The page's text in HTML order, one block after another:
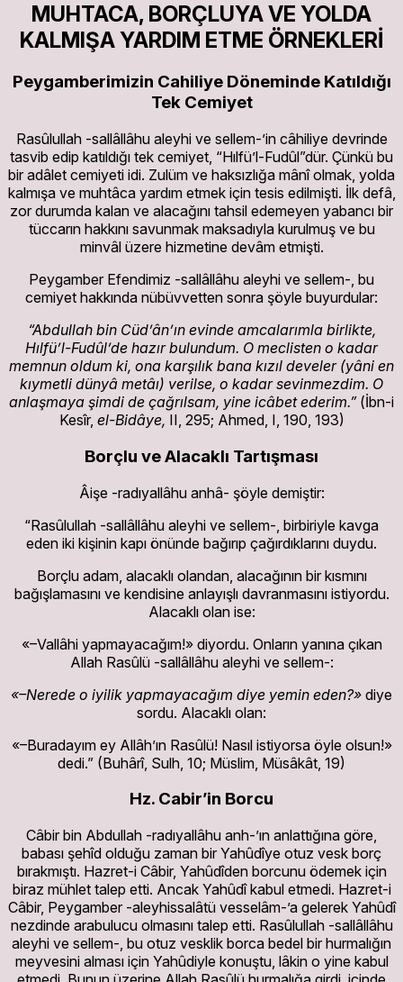
MUHTACA, BORÇLUYA VE YOLDA
KALMIŞA YARDIM ETME ÖRNEKLERİ
Peygamberimizin Cahiliye Döneminde Katıldığı
Tek Cemiyet
Rasûlullah -sallâllâhu aleyhi ve sellem-’in câhiliye devrinde
tasvib edip katıldığı tek cemiyet, “Hılfü’l-Fudûl”dür. Çünkü bu
bir adâlet cemiyeti idi. Zulüm ve haksızlığa mânî olmak, yolda
kalmışa ve muhtâca yardım etmek için tesis edilmişti. İlk defâ,
zor durumda kalan ve alacağını tahsil edemeyen yabancı bir
tüccarın hakkını savunmak maksadıyla kurulmuş ve bu
minvâl üzere hizmetine devâm etmişti.
Peygamber Efendimiz -sallâllâhu aleyhi ve sellem-, bu
cemiyet hakkında nübüvvetten sonra şöyle buyurdular:
“Abdullah bin Cüd’ân’ın evinde amcalarımla birlikte,
Hılfü’l-Fudûl’de hazır bulundum. O meclisten o kadar
memnun oldum ki, ona karşılık bana kızıl develer (yâni en
kıymetli dünyâ metâı) verilse, o kadar sevinmezdim. O
anlaşmaya şimdi de çağrılsam, yine icâbet ederim.”(İbn-i
Kesîr, el-Bidâye, II, 295; Ahmed, I, 190, 193)
Borçlu ve Alacaklı Tartışması
Âişe -radıyallâhu anhâ- şöyle demiştir:
“Rasûlullah -sallâllâhu aleyhi ve sellem-, birbiriyle kavga
eden iki kişinin kapı önünde bağırıp çağırdıklarını duydu.
Borçlu adam, alacaklı olandan, alacağının bir kısmını
bağışlamasını ve kendisine anlayışlı davranmasını istiyordu.
Alacaklı olan ise:
«–Vallâhi yapmayacağım!» diyordu. Onların yanına çıkan
Allah Rasûlü -sallâllâhu aleyhi ve sellem-:
«–Nerede o iyilik yapmayacağım diye yemin eden?» diye
sordu. Alacaklı olan:
«–Buradayım ey Allâh’ın Rasûlü! Nasıl istiyorsa öyle olsun!»
dedi.” (Buhârî, Sulh, 10; Müslim, Müsâkât, 19)
Hz. Cabir’in Borcu
Câbir bin Abdullah -radıyallâhu anh-’ın anlattığına göre,
babası şehîd olduğu zaman bir Yahûdîye otuz vesk borç
bırakmıştı. Hazret-i Câbir, Yahûdîden borcunu ödemek için
biraz mühlet talep etti. Ancak Yahûdî kabul etmedi. Hazret-i
Câbir, Peygamber -aleyhissalâtü vesselâm-’a gelerek Yahûdî
nezdinde arabulucu olmasını talep etti. Rasûlullah -sallâllâhu
aleyhi ve sellem-, bu otuz vesklik borca bedel bir hurmalığın
meyvesini alması için Yahûdiyle konuştu, lâkin o yine kabul